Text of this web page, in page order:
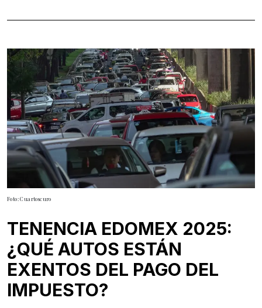
Foto: Cuartoscuro
TENENCIA EDOMEX 2025:
¿QUÉ AUTOS ESTÁN
EXENTOS DEL PAGO DEL
IMPUESTO?